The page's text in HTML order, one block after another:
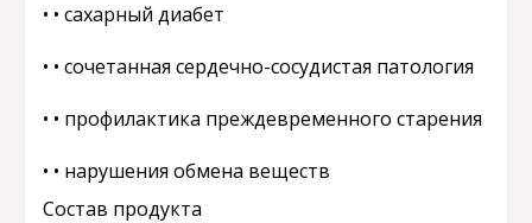
• • сахарный диабет
• • сочетанная сердечно-сосудистая патология
• • профилактика преждевременного старения
• • нарушения обмена веществ
Состав продукта